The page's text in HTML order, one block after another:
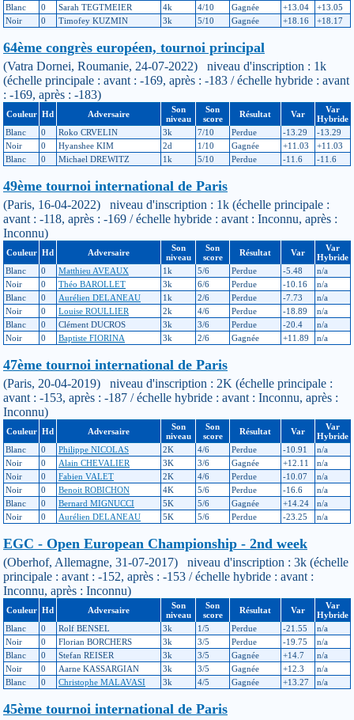
Blanc
0 Sarah TEGTMEIER 4k 4/10 Gagnée +13.04
+13.05
Noir
0 Timofey KUZMIN 3k 5/10 Gagnée +18.16 +18.17
64ème congrès européen, tournoi principal
(Vatra Dornei, Roumanie, 24-07-2022) niveau d'inscription : 1k
(échelle principale : avant : -169, après : -183 / échelle hybride : avant
: -169, après : -183)
Couleur Hd Adversaire
Son
niveau
Son
score
Résultat Var
Var
Hybride
Blanc
0 Roko CRVELIN 3k 7/10 Perdue -13.29
-13.29
Noir
0 Hyanshee KIM 2d 1/10 Gagnée +11.03
+11.03
Blanc
0 Michael DREWITZ 1k 5/10 Perdue -11.6 -11.6
49ème tournoi international de Paris
(Paris, 16-04-2022) niveau d'inscription : 1k (échelle principale :
avant : -118, après : -169 / échelle hybride : avant : Inconnu, après :
Inconnu)
Couleur Hd Adversaire
Son
niveau
Son
score
Résultat Var
Var
Hybride
Blanc
0 Matthieu AVEAUX 1k 5/6 Perdue -5.48
n/a
Noir
0 Théo BAROLLET 3k 6/6 Perdue -10.16
n/a
Blanc
0 Aurélien DELANEAU 1k 2/6 Perdue -7.73
n/a
Noir
0 Louise ROULLIER 2k 4/6 Perdue -18.89
n/a
Blanc
0 Clément DUCROS 3k 3/6 Perdue -20.4
n/a
Noir
0 Baptiste FIORINA 3k 2/6 Gagnée +11.89 n/a
47ème tournoi international de Paris
(Paris, 20-04-2019) niveau d'inscription : 2K (échelle principale :
avant : -153, après : -187 / échelle hybride : avant : Inconnu, après :
Inconnu)
Couleur Hd Adversaire
Son
niveau
Son
score
Résultat Var
Var
Hybride
Blanc
0 Philippe NICOLAS 2K 4/6 Perdue -10.91
n/a
Noir
0 Alain CHEVALIER 3K 3/6 Gagnée +12.11
n/a
Noir
0 Fabien VALET 2K 4/6 Perdue -10.07
n/a
Noir
0 Benoit ROBICHON 4K 5/6 Perdue -16.6
n/a
Blanc
0 Bernard MIGNUCCI 5K 5/6 Gagnée +14.24
n/a
Noir
0 Aurélien DELANEAU 5K 5/6 Perdue -23.25 n/a
EGC - Open European Championship - 2nd week
(Oberhof, Allemagne, 31-07-2017) niveau d'inscription : 3k (échelle
principale : avant : -152, après : -153 / échelle hybride : avant :
Inconnu, après : Inconnu)
Couleur Hd Adversaire
Son
niveau
Son
score
Résultat Var
Var
Hybride
Blanc
0 Rolf BENSEL 3k 1/5 Perdue -21.55
n/a
Noir
0 Florian BORCHERS 3k 3/5 Perdue -19.75
n/a
Blanc
0 Stefan REISER 3k 3/5 Gagnée +14.7
n/a
Noir
0 Aarne KASSARGIAN 3k 3/5 Gagnée +12.3
n/a
Blanc
0 Christophe MALAVASI 3k 4/5 Gagnée +13.27 n/a
45ème tournoi international de Paris